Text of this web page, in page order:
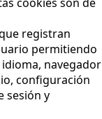
registran
permitiendo
navegador
configuración
sesión y